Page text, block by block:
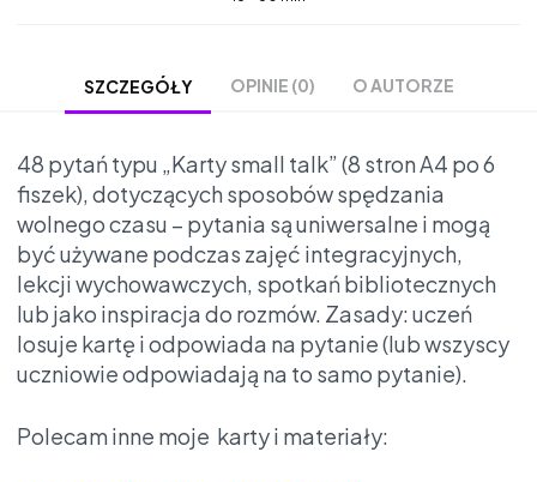
SZCZEGÓŁY OPINIE (0) O AUTORZE
48 pytań typu „Karty small talk” (8 stron A4 po 6
fiszek), dotyczących sposobów spędzania
wolnego czasu – pytania są uniwersalne i mogą
być używane podczas zajęć integracyjnych,
lekcji wychowawczych, spotkań bibliotecznych
lub jako inspiracja do rozmów. Zasady: uczeń
losuje kartę i odpowiada na pytanie (lub wszyscy
uczniowie odpowiadają na to samo pytanie).
Polecam inne moje karty i materiały: